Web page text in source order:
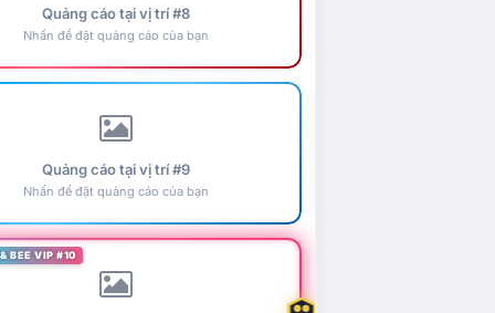
Quảng cáo tại vị trí #8
Nhấn để đặt quảng cáo của bạn
Quảng cáo tại vị trí #9
Nhấn để đặt quảng cáo của bạn
BEE VIP #10